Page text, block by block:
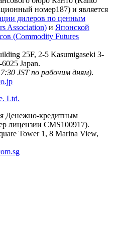
номер187) и является
дилеров по ценным
Association) и Японской
(Commodity Futures
25F, 2-5 Kasumigaseki 3-
Japan.
JST по рабочим дням).
Ltd.
Денежно-кредитным
лицензии CMS100917).
Tower 1, 8 Marina View,